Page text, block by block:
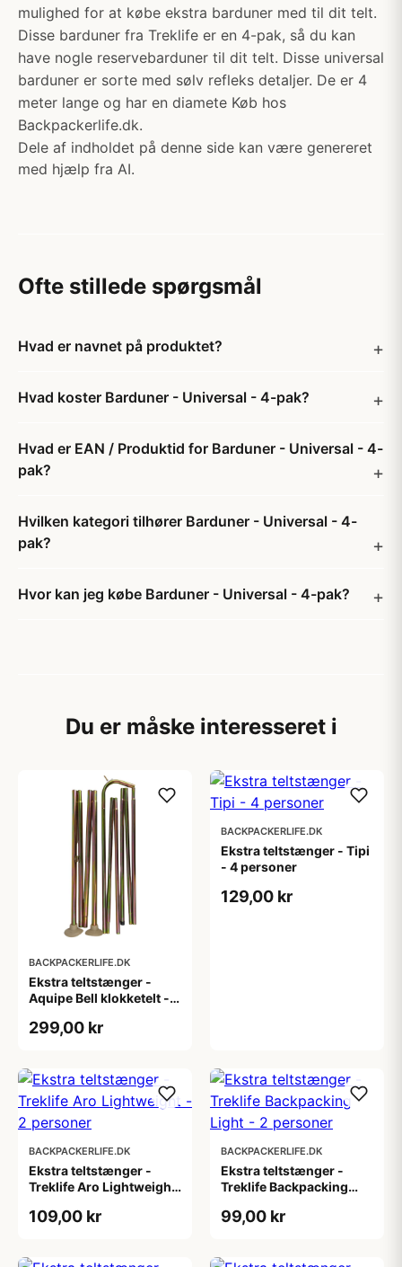
mulighed for at købe ekstra barduner med til dit telt.
Disse barduner fra Treklife er en 4-pak, så du kan
have nogle reservebarduner til dit telt. Disse universal
barduner er sorte med sølv refleks detaljer. De er 4
meter lange og har en diamete Køb hos
Backpackerlife.dk.
Dele af indholdet på denne side kan være genereret
med hjælp fra AI.
Ofte stillede spørgsmål
Hvad er navnet på produktet?
Hvad koster Barduner - Universal - 4-pak?
Hvad er EAN / Produktid for Barduner - Universal - 4-
pak?
Hvilken kategori tilhører Barduner - Universal - 4-
pak?
Hvor kan jeg købe Barduner - Universal - 4-pak?
Du er måske interesseret i
BACKPACKERLIFE.DK
Ekstra teltstænger -
Aquipe Bell klokketelt - 8
299,00 kr
BACKPACKERLIFE.DK
Ekstra teltstænger - Tipi
- 4 personer
129,00 kr
BACKPACKERLIFE.DK
Ekstra teltstænger -
Treklife Aro Lightweight
109,00 kr
BACKPACKERLIFE.DK
Ekstra teltstænger -
Treklife Backpacking
99,00 kr